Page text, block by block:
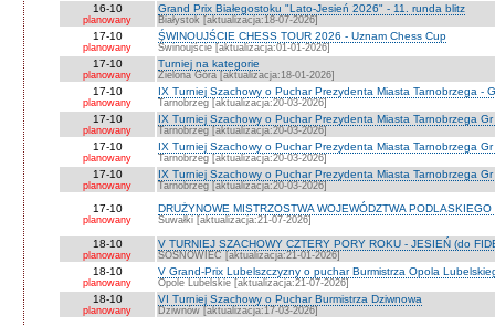
16-10
planowany
Grand Prix Białegostoku "Lato-Jesień 2026" - 11. runda blitz
Białystok [aktualizacja:18-07-2026]
17-10
planowany
ŚWINOUJŚCIE CHESS TOUR 2026 - Uznam Chess Cup
Świnoujście [aktualizacja:01-01-2026]
17-10
planowany
Turniej na kategorie
Zielona Góra [aktualizacja:18-01-2026]
17-10
planowany
IX Turniej Szachowy o Puchar Prezydenta Miasta Tarnobrzega -
Tarnobrzeg [aktualizacja:20-03-2026]
17-10
planowany
IX Turniej Szachowy o Puchar Prezydenta Miasta Tarnobrzega
Tarnobrzeg [aktualizacja:20-03-2026]
17-10
planowany
IX Turniej Szachowy o Puchar Prezydenta Miasta Tarnobrzega
Tarnobrzeg [aktualizacja:20-03-2026]
17-10
planowany
IX Turniej Szachowy o Puchar Prezydenta Miasta Tarnobrzega Gr
Tarnobrzeg [aktualizacja:20-03-2026]
17-10
planowany
DRUŻYNOWE MISTRZOSTWA WOJEWÓDZTWA
Suwałki [aktualizacja:21-07-2026]
18-10
planowany
V TURNIEJ SZACHOWY CZTERY PORY ROKU - JESIEŃ (do
SOSNOWIEC [aktualizacja:21-01-2026]
18-10
planowany
V Grand-Prix Lubelszczyzny o puchar Burmistrza Opola
Opole Lubelskie [aktualizacja:21-07-2026]
18-10
planowany
VI Turniej Szachowy o Puchar Burmistrza Dziwnowa
Dziwnów [aktualizacja:17-03-2026]